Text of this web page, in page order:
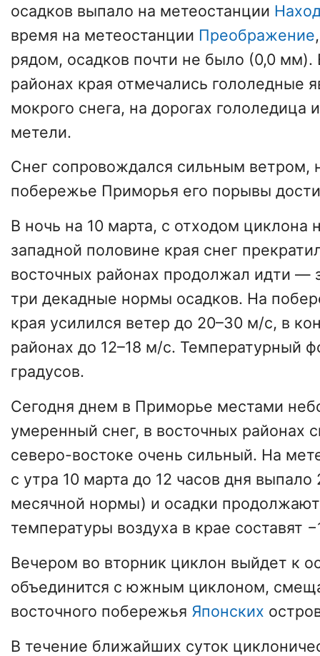
осадков выпало на метеостанции
время на метеостанции Преображение
рядом, осадков почти не было (0,0 мм).
районах края отмечались гололедные
мокрого снега, на дорогах гололедица
метели.
Снег сопровождался сильным
побережье Приморья его порывы
В ночь на 10 марта, с отходом циклона
западной половине края снег
восточных районах продолжал идти —
три декадные нормы осадков. На
края усилился ветер до 20–30 м/с, в
районах до 12–18 м/с. Температурный
градусов.
Сегодня днем в Приморье местами
умеренный снег, в восточных районах
северо-востоке очень сильный. На
с утра 10 марта до 12 часов дня выпало
месячной нормы) и осадки
температуры воздуха в крае составят
Вечером во вторник циклон выйдет к
объединится с южным циклоном,
восточного побережья Японских
В течение ближайших суток